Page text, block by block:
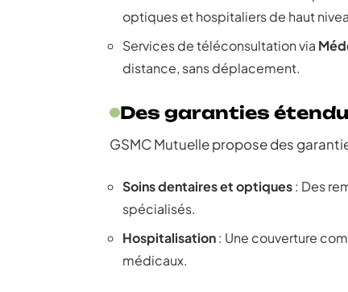
optiques et hospitaliers de haut
Services de téléconsultation via
distance, sans déplacement.
Des garanties
GSMC Mutuelle propose des
Soins dentaires et optiques: Des
spécialisés.
Hospitalisation: Une couverture
médicaux.